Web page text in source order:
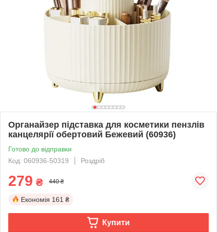
Органайзер підставка для косметики пензлів
канцелярії обертовий Бежевий (60936)
Готово до відправки
Код: 060936-50319
Роздріб
279 ₴ 440 ₴
Економія 161 ₴
Купити